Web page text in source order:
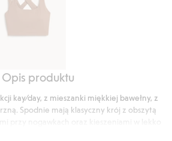
Opis produktu
kay⁄day, z mieszanki miękkiej bawełny, z
Spodnie mają klasyczny krój z obszytą
fason i sprany wygląd, świetne